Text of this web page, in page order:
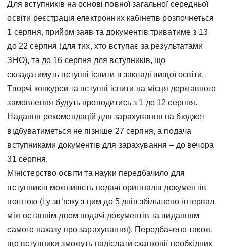
Для вступників на основі повної загальної середньої
освіти реєстрація електронних кабінетів розпочнеться
1 серпня, прийом заяв та документів триватиме з 13
до 22 серпня (для тих, хто вступає за результатами
ЗНО), та до 16 серпня для вступників, що
складатимуть вступні іспити в закладі вищої освіти.
Творчі конкурси та вступні іспити на місця державного
замовлення будуть проводитись з 1 до 12 серпня.
Надання рекомендацій для зарахування на бюджет
відбуватиметься не пізніше 27 серпня, а подача
вступниками документів для зарахування – до вечора
31 серпня.
Міністерство освіти та науки передбачило для
вступників можливість подачі оригіналів документів
поштою (і у зв’язку з цим до 5 днів збільшено інтервал
між останнім днем подачі документів та виданням
самого наказу про зарахування). Передбачено також,
що вступники зможуть надіслати сканкопії необхідних